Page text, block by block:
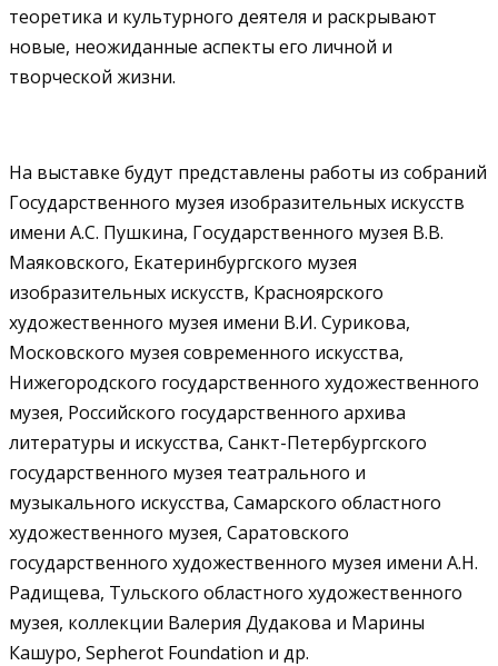
теоретика и культурного деятеля и раскрывают
новые, неожиданные аспекты его личной и
творческой жизни.
На выставке будут представлены работы из собраний
Государственного музея изобразительных искусств
имени А.С. Пушкина, Государственного музея В.В.
Маяковского, Екатеринбургского музея
изобразительных искусств, Красноярского
художественного музея имени В.И. Сурикова,
Московского музея современного искусства,
Нижегородского государственного художественного
музея, Российского государственного архива
литературы и искусства, Санкт-Петербургского
государственного музея театрального и
музыкального искусства, Самарского областного
художественного музея, Саратовского
государственного художественного музея имени А.Н.
Радищева, Тульского областного художественного
музея, коллекции Валерия Дудакова и Марины
Кашуро, Sepherot Foundation и др.